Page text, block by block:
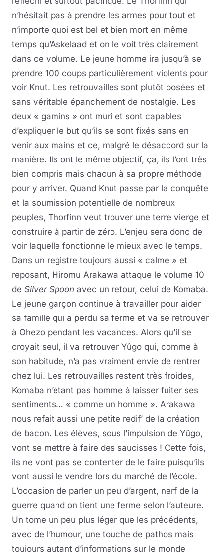
n’hésitait pas à prendre les armes pour tout et
n’importe quoi est bel et bien mort en même
temps qu’Askelaad et on le voit très clairement
dans ce volume. Le jeune homme ira jusqu’à se
prendre 100 coups particulièrement violents pour
voir Knut. Les retrouvailles sont plutôt posées et
sans véritable épanchement de nostalgie. Les
deux « gamins » ont muri et sont capables
d’expliquer le but qu’ils se sont fixés sans en
venir aux mains et ce, malgré le désaccord sur la
manière. Ils ont le même objectif, ça, ils l’ont très
bien compris mais chacun à sa propre méthode
pour y arriver. Quand Knut passe par la conquête
et la soumission potentielle de nombreux
peuples, Thorfinn veut trouver une terre vierge et
construire à partir de zéro. L’enjeu sera donc de
voir laquelle fonctionne le mieux avec le temps.
Dans un registre toujours aussi « calme » et
reposant, Hiromu Arakawa attaque le volume 10
de Silver Spoon avec un retour, celui de Komaba.
Le jeune garçon continue à travailler pour aider
sa famille qui a perdu sa ferme et va se retrouver
à Ohezo pendant les vacances. Alors qu’il se
croyait seul, il va retrouver Yûgo qui, comme à
son habitude, n’a pas vraiment envie de rentrer
chez lui. Les retrouvailles restent très froides,
Komaba n’étant pas homme à laisser fuiter ses
sentiments… « comme un homme ». Arakawa
nous refait aussi une petite redif’ de la création
de bacon. Les élèves, sous l’impulsion de Yûgo,
vont se mettre à faire des saucisses ! Cette fois,
ils ne vont pas se contenter de le faire puisqu’ils
vont aussi le vendre lors du marché de l’école.
L’occasion de parler un peu d’argent, nerf de la
guerre quand on tient une ferme selon l’auteure.
Un tome un peu plus léger que les précédents,
avec de l’humour, une touche de pathos mais
toujours autant d’informations sur le monde